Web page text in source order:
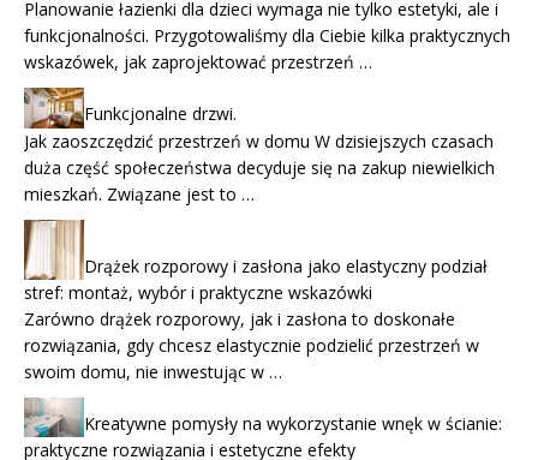
Planowanie łazienki dla dzieci wymaga nie tylko estetyki, ale i
funkcjonalności. Przygotowaliśmy dla Ciebie kilka praktycznych
wskazówek, jak zaprojektować przestrzeń …
Funkcjonalne drzwi.
Jak zaoszczędzić przestrzeń w domu W dzisiejszych czasach
duża część społeczeństwa decyduje się na zakup niewielkich
mieszkań. Związane jest to …
Drążek rozporowy i zasłona jako elastyczny podział
stref: montaż, wybór i praktyczne wskazówki
Zarówno drążek rozporowy, jak i zasłona to doskonałe
rozwiązania, gdy chcesz elastycznie podzielić przestrzeń w
swoim domu, nie inwestując w …
Kreatywne pomysły na wykorzystanie wnęk w ścianie:
praktyczne rozwiązania i estetyczne efekty